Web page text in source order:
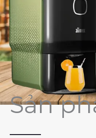
Sản